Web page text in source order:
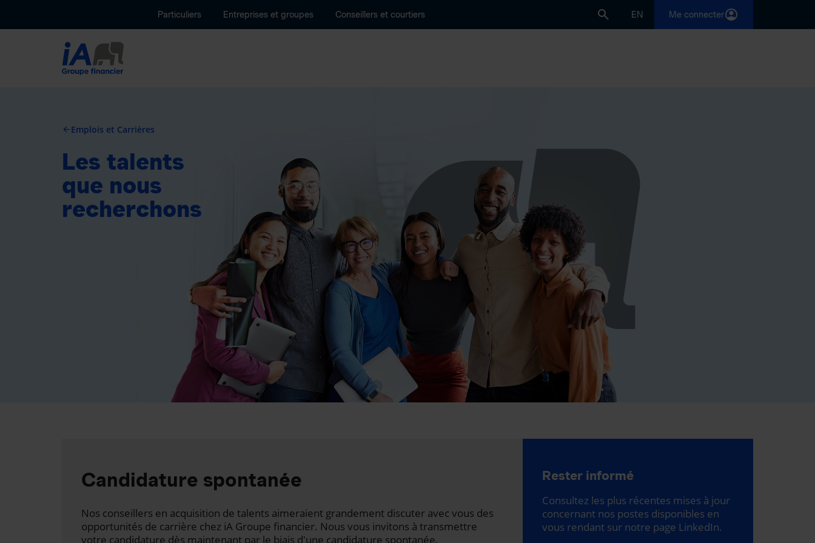
Particuliers Entreprises et groupes Conseillers et courtiers EN Me connecter
arrow_back Emplois et Carrières
Les talents
que nous
recherchons
Candidature spontanée
Nos conseillers en acquisition de talents aimeraient grandement discuter avec vous des
opportunités de carrière chez iA Groupe financier. Nous vous invitons à transmettre
votre candidature dès maintenant par le biais d'une candidature spontanée.
Rester informé
Consultez les plus récentes mises à jour
concernant nos postes disponibles en
vous rendant sur notre page LinkedIn.